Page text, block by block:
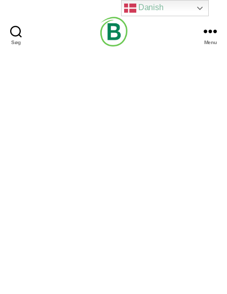
Søg Menu
Danish